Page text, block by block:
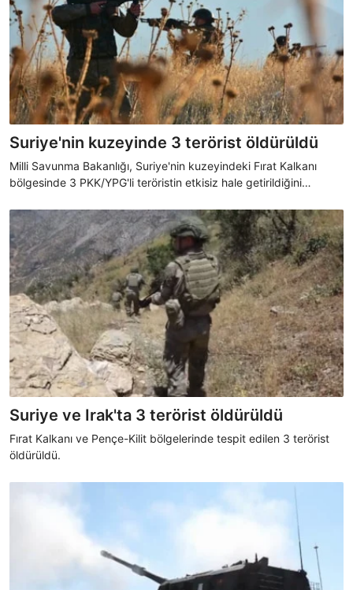
Suriye'nin kuzeyinde 3 terörist öldürüldü
Milli Savunma Bakanlığı, Suriye'nin kuzeyindeki Fırat Kalkanı
bölgesinde 3 PKK/YPG'li teröristin etkisiz hale getirildiğini
Suriye ve Irak'ta 3 terörist öldürüldü
Fırat Kalkanı ve Pençe-Kilit bölgelerinde tespit edilen 3 terörist
öldürüldü.